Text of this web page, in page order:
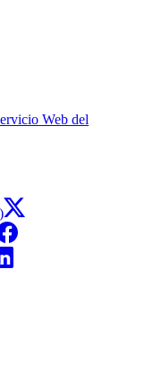
Web del